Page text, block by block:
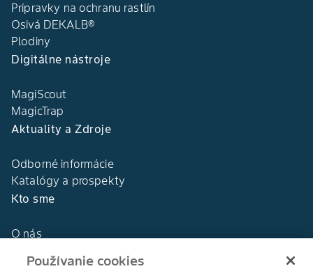
Prípravky na ochranu rastlín
Osivá DEKALB®
Plodiny
Digitálne nástroje
MagiScout
MagicTrap
Aktuality a Zdroje
Odborné informácie
Katalógy a prospekty
Kto sme
O nás
DEKALB®
Používanie cookies